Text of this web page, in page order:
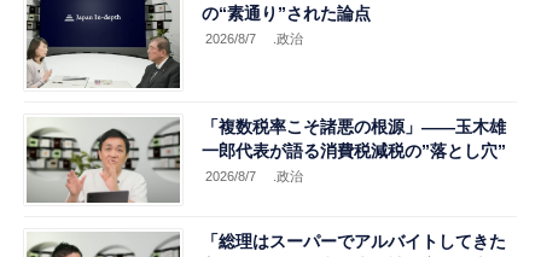
の“素通り”された論点
2026/8/7 .政治
「複数税率こそ諸悪の根源」――玉木雄
一郎代表が語る消費税減税の”落とし穴”
2026/8/7 .政治
「総理はスーパーでアルバイトしてきた